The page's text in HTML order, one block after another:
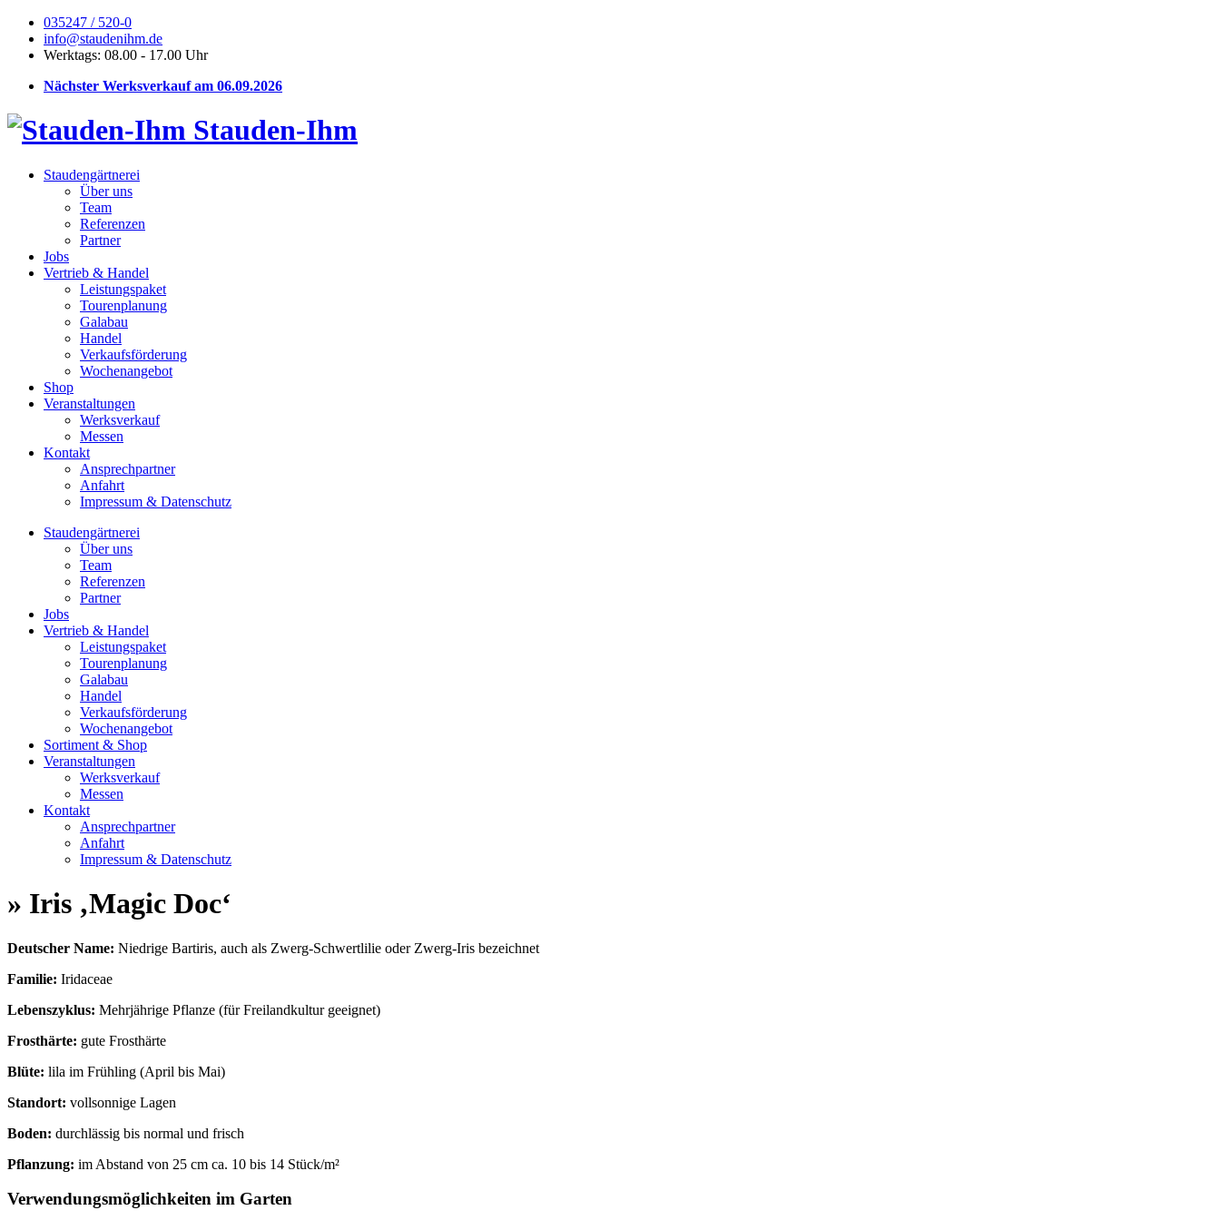
035247 / 520-0
info@staudenihm.de
Werktags: 08.00 - 17.00 Uhr
Nächster Werksverkauf am 06.09.2026
Stauden-Ihm
Staudengärtnerei
Über uns
Team
Referenzen
Partner
Jobs
Vertrieb & Handel
Leistungspaket
Tourenplanung
Galabau
Handel
Verkaufsförderung
Wochenangebot
Shop
Veranstaltungen
Werksverkauf
Messen
Kontakt
Ansprechpartner
Anfahrt
Impressum & Datenschutz
Staudengärtnerei
Über uns
Team
Referenzen
Partner
Jobs
Vertrieb & Handel
Leistungspaket
Tourenplanung
Galabau
Handel
Verkaufsförderung
Wochenangebot
Sortiment & Shop
Veranstaltungen
Werksverkauf
Messen
Kontakt
Ansprechpartner
Anfahrt
Impressum & Datenschutz
» Iris ‚Magic Doc‘
Deutscher Name: Niedrige Bartiris, auch als Zwerg-Schwertlilie oder Zwerg-Iris bezeichnet
Familie: Iridaceae
Lebenszyklus: Mehrjährige Pflanze (für Freilandkultur geeignet)
Frosthärte: gute Frosthärte
Blüte: lila im Frühling (April bis Mai)
Standort: vollsonnige Lagen
Boden: durchlässig bis normal und frisch
Pflanzung: im Abstand von 25 cm ca. 10 bis 14 Stück/m²
Verwendungsmöglichkeiten im Garten